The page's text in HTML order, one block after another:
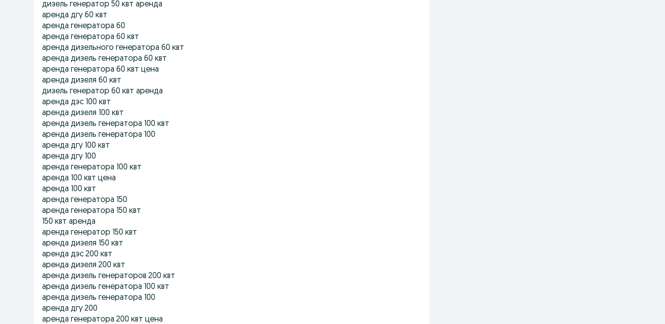
дизель генератор 50 квт аренда
аренда дгу 60 квт
аренда генератора 60
аренда генератора 60 квт
аренда дизельного генератора 60 квт
аренда дизель генератора 60 квт
аренда генератора 60 квт цена
аренда дизеля 60 квт
дизель генератор 60 квт аренда
аренда дэс 100 квт
аренда дизеля 100 квт
аренда дизель генератора 100 квт
аренда дизель генератора 100
аренда дгу 100 квт
аренда дгу 100
аренда генератора 100 квт
аренда 100 квт цена
аренда 100 квт
аренда генератора 150
аренда генератора 150 квт
150 квт аренда
аренда генератор 150 квт
аренда дизеля 150 квт
аренда дэс 200 квт
аренда дизеля 200 квт
аренда дизель генераторов 200 квт
аренда дизель генератора 100 квт
аренда дизель генератора 100
аренда дгу 200
аренда генератора 200 квт цена